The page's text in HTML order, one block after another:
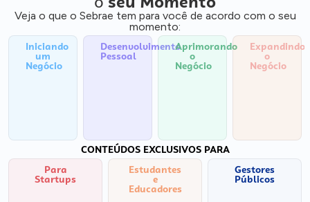
Veja o que o Sebrae tem para você de acordo com o seu
momento:
Iniciando
um
Negócio
Desenvolvimento
Pessoal
Aprimorando
o
Negócio
Expandindo
o
Negócio
CONTEÚDOS EXCLUSIVOS PARA
Para
Startups
Estudantes
e
Educadores
Gestores
Públicos